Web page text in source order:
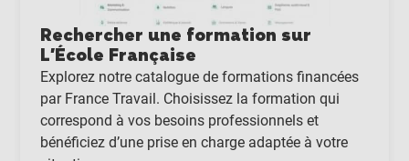
Rechercher une formation sur
L'École Française
Explorez notre catalogue de formations financées
par France Travail. Choisissez la formation qui
correspond à vos besoins professionnels et
bénéficiez d’une prise en charge adaptée à votre